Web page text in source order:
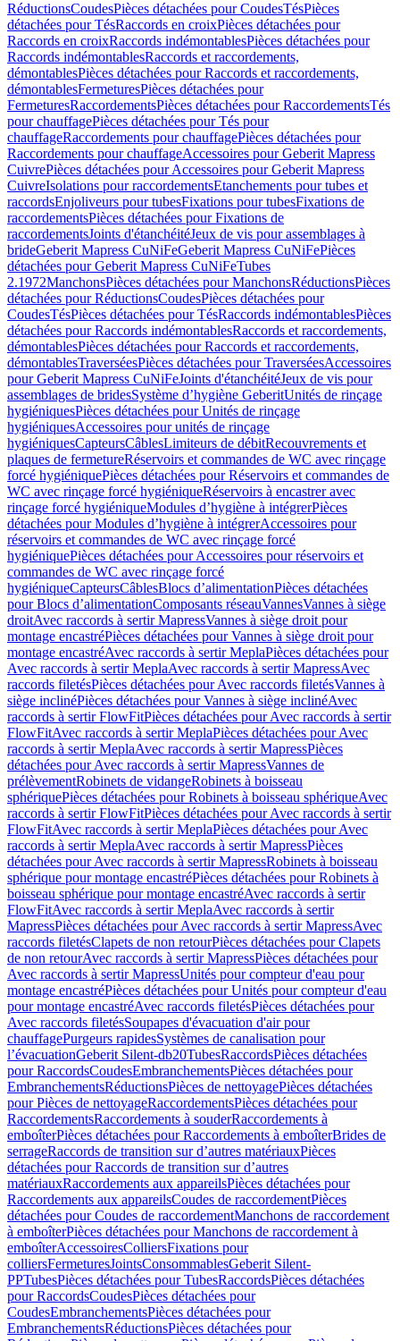
RéductionsCoudesPièces détachées pour CoudesTésPièces
détachées pour TésRaccords en croixPièces détachées pour
Raccords en croixRaccords indémontablesPièces détachées pour
Raccords indémontablesRaccords et raccordements,
démontablesPièces détachées pour Raccords et raccordements,
démontablesFermeturesPièces détachées pour
FermeturesRaccordementsPièces détachées pour RaccordementsTés
pour chauffagePièces détachées pour Tés pour
chauffageRaccordements pour chauffagePièces détachées pour
Raccordements pour chauffageAccessoires pour Geberit Mapress
CuivrePièces détachées pour Accessoires pour Geberit Mapress
CuivreIsolations pour raccordementsEtanchements pour tubes et
raccordsEnjoliveurs pour tubesFixations pour tubesFixations de
raccordementsPièces détachées pour Fixations de
raccordementsJoints d'étanchéitéJeux de vis pour assemblages à
brideGeberit Mapress CuNiFeGeberit Mapress CuNiFePièces
détachées pour Geberit Mapress CuNiFeTubes
2.1972ManchonsPièces détachées pour ManchonsRéductionsPièces
détachées pour RéductionsCoudesPièces détachées pour
CoudesTésPièces détachées pour TésRaccords indémontablesPièces
détachées pour Raccords indémontablesRaccords et raccordements,
démontablesPièces détachées pour Raccords et raccordements,
démontablesTraverséesPièces détachées pour TraverséesAccessoires
pour Geberit Mapress CuNiFeJoints d'étanchéitéJeux de vis pour
assemblages de bridesSystème d’hygiène GeberitUnités de rinçage
hygiéniquesPièces détachées pour Unités de rinçage
hygiéniquesAccessoires pour unités de rinçage
hygiéniquesCapteursCâblesLimiteurs de débitRecouvrements et
plaques de fermetureRéservoirs et commandes de WC avec rinçage
forcé hygiéniquePièces détachées pour Réservoirs et commandes de
WC avec rinçage forcé hygiéniqueRéservoirs à encastrer avec
rinçage forcé hygiéniqueModules d’hygiène à intégrerPièces
détachées pour Modules d’hygiène à intégrerAccessoires pour
réservoirs et commandes de WC avec rinçage forcé
hygiéniquePièces détachées pour Accessoires pour réservoirs et
commandes de WC avec rinçage forcé
hygiéniqueCapteursCâblesBlocs d’alimentationPièces détachées
pour Blocs d’alimentationComposants réseauVannesVannes à siège
droitAvec raccords à sertir MapressVannes à siège droit pour
montage encastréPièces détachées pour Vannes à siège droit pour
montage encastréAvec raccords à sertir MeplaPièces détachées pour
Avec raccords à sertir MeplaAvec raccords à sertir MapressAvec
raccords filetésPièces détachées pour Avec raccords filetésVannes à
siège inclinéPièces détachées pour Vannes à siège inclinéAvec
raccords à sertir FlowFitPièces détachées pour Avec raccords à sertir
FlowFitAvec raccords à sertir MeplaPièces détachées pour Avec
raccords à sertir MeplaAvec raccords à sertir MapressPièces
détachées pour Avec raccords à sertir MapressVannes de
prélèvementRobinets de vidangeRobinets à boisseau
sphériquePièces détachées pour Robinets à boisseau sphériqueAvec
raccords à sertir FlowFitPièces détachées pour Avec raccords à sertir
FlowFitAvec raccords à sertir MeplaPièces détachées pour Avec
raccords à sertir MeplaAvec raccords à sertir MapressPièces
détachées pour Avec raccords à sertir MapressRobinets à boisseau
sphérique pour montage encastréPièces détachées pour Robinets à
boisseau sphérique pour montage encastréAvec raccords à sertir
FlowFitAvec raccords à sertir MeplaAvec raccords à sertir
MapressPièces détachées pour Avec raccords à sertir MapressAvec
raccords filetésClapets de non retourPièces détachées pour Clapets
de non retourAvec raccords à sertir MapressPièces détachées pour
Avec raccords à sertir MapressUnités pour compteur d'eau pour
montage encastréPièces détachées pour Unités pour compteur d'eau
pour montage encastréAvec raccords filetésPièces détachées pour
Avec raccords filetésSoupapes d'évacuation d'air pour
chauffagePurgeurs rapidesSystèmes de canalisation pour
l’évacuationGeberit Silent-db20TubesRaccordsPièces détachées
pour RaccordsCoudesEmbranchementsPièces détachées pour
EmbranchementsRéductionsPièces de nettoyagePièces détachées
pour Pièces de nettoyageRaccordementsPièces détachées pour
RaccordementsRaccordements à souderRaccordements à
emboîterPièces détachées pour Raccordements à emboîterBrides de
serrageRaccords de transition sur d’autres matériauxPièces
détachées pour Raccords de transition sur d’autres
matériauxRaccordements aux appareilsPièces détachées pour
Raccordements aux appareilsCoudes de raccordementPièces
détachées pour Coudes de raccordementManchons de raccordement
à emboîterPièces détachées pour Manchons de raccordement à
emboîterAccessoiresColliersFixations pour
colliersFermeturesJointsConsommablesGeberit Silent-
PPTubesPièces détachées pour TubesRaccordsPièces détachées
pour RaccordsCoudesPièces détachées pour
CoudesEmbranchementsPièces détachées pour
EmbranchementsRéductionsPièces détachées pour